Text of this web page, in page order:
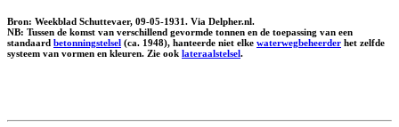
Bron: Weekblad Schuttevaer, 09-05-1931. Via Delpher.nl.
NB: Tussen de komst van verschillend gevormde tonnen en de toepassing van een
standaard betonningstelsel (ca. 1948), hanteerde niet elke waterwegbeheerder het zelfde
systeem van vormen en kleuren. Zie ook lateraalstelsel.